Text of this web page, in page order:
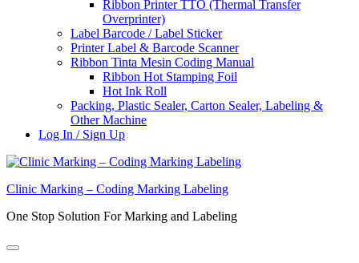
Ribbon Printer TTO (Thermal Transfer
Overprinter)
Label Barcode / Label Sticker
Printer Label & Barcode Scanner
Ribbon Tinta Mesin Coding Manual
Ribbon Hot Stamping Foil
Hot Ink Roll
Packing, Plastic Sealer, Carton Sealer, Labeling &
Other Machine
Log In / Sign Up
Clinic Marking – Coding Marking Labeling
One Stop Solution For Marking and Labeling